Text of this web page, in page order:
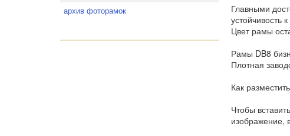
архив фоторамок
Главными
устойчивость
Цвет рамы
Рамы DB8
Плотная
Как
Чтобы
изображение,